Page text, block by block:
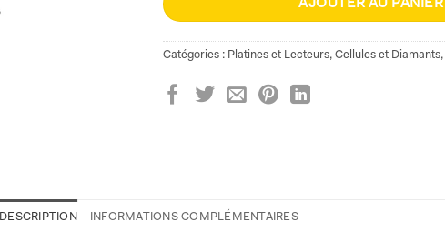
AJOUTER AU PANIER
Catégories : Platines et Lecteurs, Cellules et Diamants,
DESCRIPTION INFORMATIONS COMPLÉMENTAIRES